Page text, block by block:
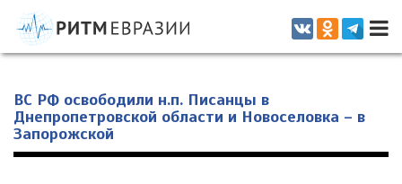
Информационно-аналитическое издание, посвященное актуальным
проблемам интеграции на постсоветском пространстве
ВС РФ освободили н.п. Писанцы в
Днепропетровской области и Новоселовка – в
Запорожской